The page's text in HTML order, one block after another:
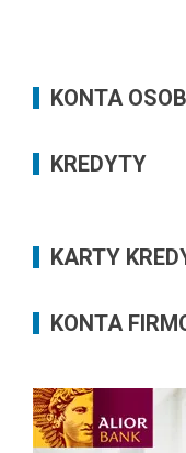
KONTA
KREDYTY
KARTY
KONTA